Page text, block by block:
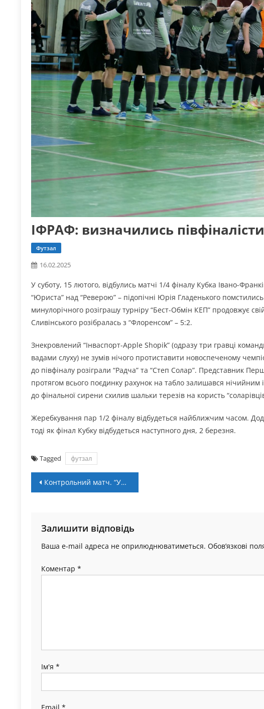
ІФРАФ: визначились
Футзал
16.02.2025
У суботу, 15 лютого, відбулись матчі 1/4 фіналу Кубка Івано-
“Юриста” над “Реверою” – підопічні Юрія Гладенького
минулорічного розіграшу турніру “Бест-Обмін КЕП” продовжує
Сливінського розібралась з “Флоренсом” – 5:2.
Знекровлений “Інваспорт-Apple Shopik” (одразу три гравці
вадами слуху) не зумів нічого протиставити новоспеченому
до півфіналу розіграли “Радча” та “Степ Солар”. Представник
протягом всього поєдинку рахунок на табло залишався
до фінальної сирени схилив шальки терезів на користь
Жеребкування пар 1/2 фіналу відбудеться найближчим часом.
тоді як фінал Кубку відбудеться наступного дня, 2 березня.
Tagged футзал
Навігація
Контрольний матч. “Ужгород” – “Прикарпаття” – 2:1
Залишити відповідь
Ваша e-mail адреса не оприлюднюватиметься. Обов’язкові
Коментар *
Ім'я *